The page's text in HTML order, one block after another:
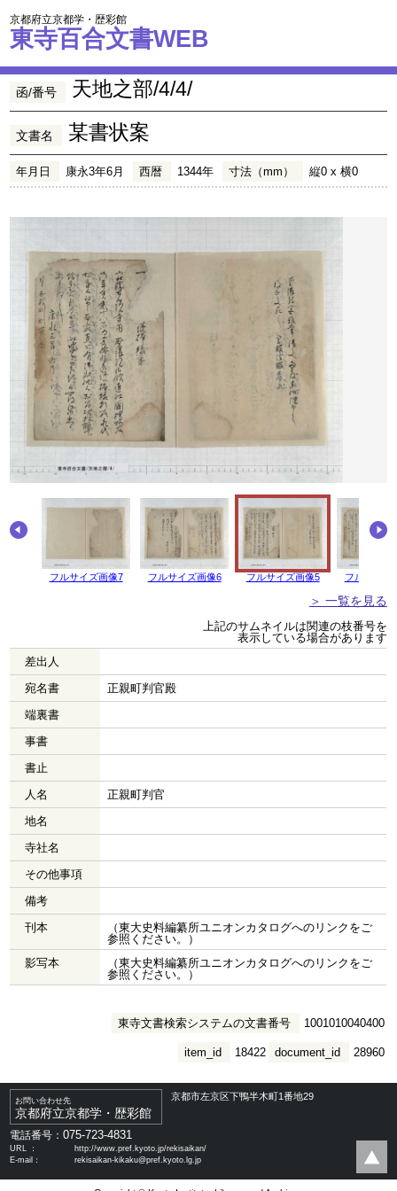
京都府立京都学・歴彩館
東寺百合文書WEB
函/番号 天地之部/4/4/
文書名 某書状案
年月日 康永3年6月 西暦 1344年 寸法（mm） 縦0 x 横0
フルサイズ画像7 フルサイズ画像6 フルサイズ画像5 フルサイズ
＞ 一覧を見る
上記のサムネイルは関連の枝番号を
表示している場合があります
差出人
宛名書
正親町判官殿
端裏書
事書
書止
人名
正親町判官
地名
寺社名
その他事項
備考
刊本
（東大史料編纂所ユニオンカタログへのリンクをご
参照ください。）
影写本
（東大史料編纂所ユニオンカタログへのリンクをご
参照ください。）
東寺文書検索システムの文書番号 1001010040400
document_id 28960
item_id 18422
お問い合わせ先
京都府立京都学・歴彩館
京都市左京区下鴨半木町1番地29
電話番号：075-723-4831
URL ：
http://www.pref.kyoto.jp/rekisaikan/
E-mail：
rekisaikan-kikaku@pref.kyoto.lg.jp